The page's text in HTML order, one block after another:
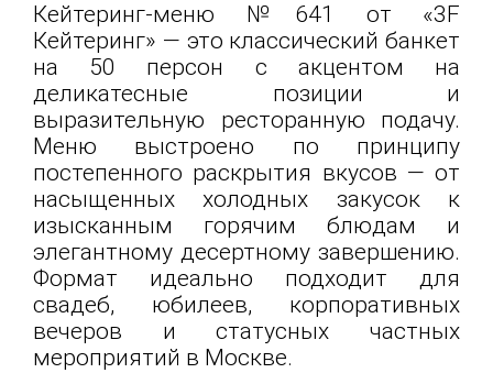
Кейтеринг-меню №641 от «3F
Кейтеринг» — это классический банкет
на 50 персон с акцентом на
деликатесные позиции и
выразительную ресторанную подачу.
Меню выстроено по принципу
постепенного раскрытия вкусов — от
насыщенных холодных закусок к
изысканным горячим блюдам и
элегантному десертному завершению.
Формат идеально подходит для
свадеб, юбилеев, корпоративных
вечеров и статусных частных
мероприятий в Москве.